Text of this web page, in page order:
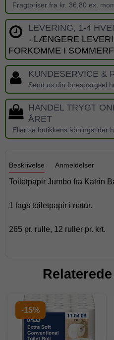
Fragtpriser fra kr. 36,80 ex.
LEVERING, 1-4
- LÆNGERE
FORKOMME I
KUNDESERVICE &
Send os din forespørgsel
HANDEL TRYGT
ÅRET
Eller se butikkens åbningstider
Beskrivelse Anmeldelser
Toiletpapir Jumbo fra Katrin
1 lags toiletpapir i natur.
265 pr. rulle, 12 ruller pr. krt.
-15%